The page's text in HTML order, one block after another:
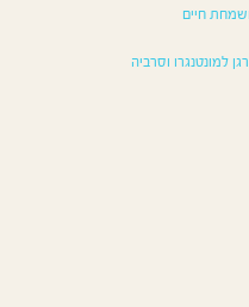
ושמחת חיים
למונטנגרו וסרביה